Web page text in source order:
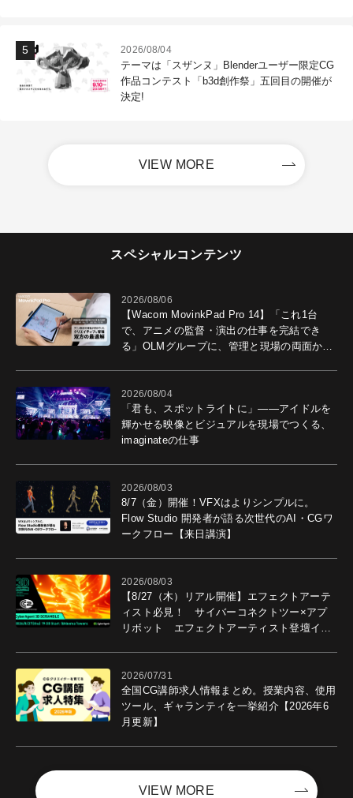
2026/08/04
テーマは「スザンヌ」Blenderユーザー限定CG
作品コンテスト「b3d創作祭」五回目の開催が
決定!
VIEW MORE
スペシャルコンテンツ
2026/08/06
【Wacom MovinkPad Pro 14】「これ1台
で、アニメの監督・演出の仕事を完結でき
る」OLMグループに、管理と現場の両面から
2026/08/04
「君も、スポットライトに」――アイドルを
輝かせる映像とビジュアルを現場でつくる、
imaginateの仕事
2026/08/03
8/7（金）開催！VFXはよりシンプルに。
Flow Studio 開発者が語る次世代のAI・CGワ
ークフロー【来日講演】
2026/08/03
【8/27（木）リアル開催】エフェクトアーテ
ィスト必見！ サイバーコネクトツー×アプ
リボット エフェクトアーティスト登壇イベ
2026/07/31
全国CG講師求人情報まとめ。授業内容、使用
ツール、ギャランティを一挙紹介【2026年6
月更新】
VIEW MORE